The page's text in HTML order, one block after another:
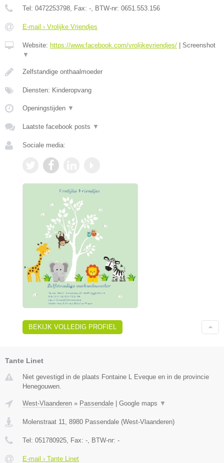
Tel: 0472253798 , Fax: - , BTW-nr: 0651.553.156
E-mail › Vrolijke Vriendjes
Website: https://www.facebook.com/vrolijkevriendjes/
Screenshot
▼
Zelfstandige onthaalmoeder
Diensten: Kinderopvang
Openingstijden ▼
Laatste facebook posts ▼
Sociale media:
BEKIJK VOLLEDIG PROFIEL
Tante Linet
Niet gevestigd in de plaats Fontaine L Eveque en in de provincie
Henegouwen.
West-Vlaanderen » Passendale | Google maps ▼
Molenstraat 11 8980 Passendale (West-Vlaanderen)
Tel: 051780925 , Fax: - , BTW-nr: -
E-mail › Tante Linet